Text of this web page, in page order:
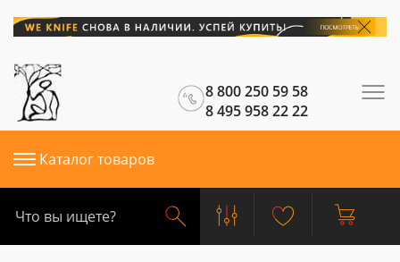
8 800 250 59 58
8 495 958 22 22
Каталог товаров